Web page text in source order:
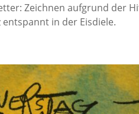
Zeichnen aufgrund der
in der Eisdiele.